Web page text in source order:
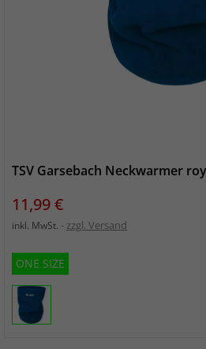
TSV Garsebach Neckwarmer
Preis
11,99 €
inkl. MwSt. zzgl. Versand
ONE SIZE